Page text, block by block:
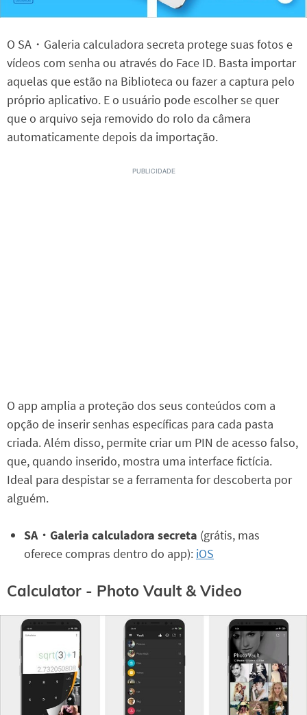
O SA・Galeria calculadora secreta protege suas fotos e
vídeos com senha ou através do Face ID. Basta importar
aquelas que estão na Biblioteca ou fazer a captura pelo
próprio aplicativo. E o usuário pode escolher se quer
que o arquivo seja removido do rolo da câmera
automaticamente depois da importação.
O app amplia a proteção dos seus conteúdos com a
opção de inserir senhas específicas para cada pasta
criada. Além disso, permite criar um PIN de acesso falso,
que, quando inserido, mostra uma interface fictícia.
Ideal para despistar se a ferramenta for descoberta por
alguém.
SA・Galeria calculadora secreta (grátis, mas
oferece compras dentro do app): iOS
Calculator - Photo Vault & Video